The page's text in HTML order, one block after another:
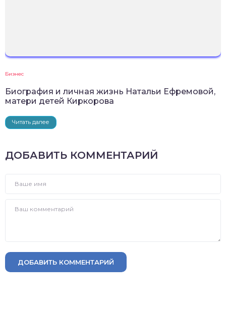
Бизнес
Биография и личная жизнь Натальи Ефремовой,
матери детей Киркорова
Читать далее
ДОБАВИТЬ КОММЕНТАРИЙ
ДОБАВИТЬ КОММЕНТАРИЙ